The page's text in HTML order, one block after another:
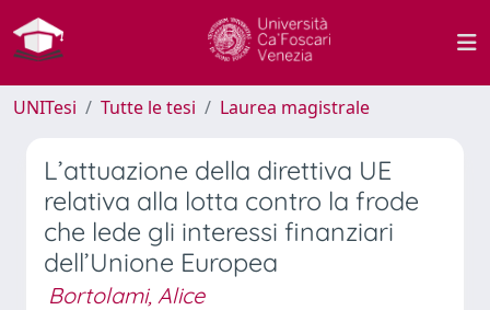
UNITesi Tutte le tesi Laurea magistrale
L’attuazione della direttiva UE
relativa alla lotta contro la frode
che lede gli interessi finanziari
dell’Unione Europea
Bortolami, Alice